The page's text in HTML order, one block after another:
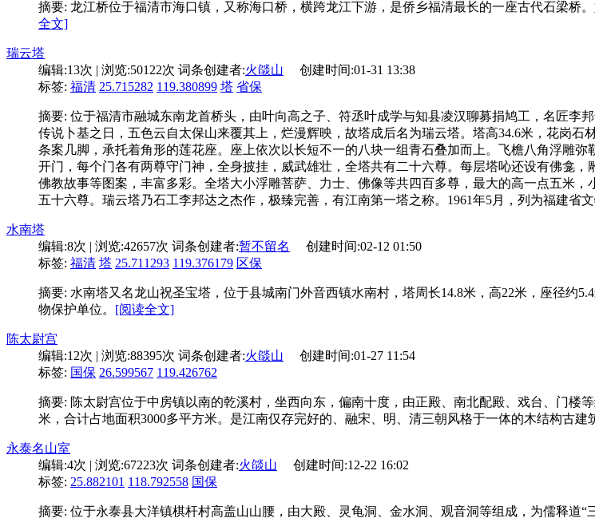
摘要: 龙江桥位于福清市海口镇，又称海口桥，横跨龙江下游，是侨乡福清最长的一座古代石梁桥
全文]
瑞云塔
编辑:13次 | 浏览:50122次 词条创建者:火燄山 创建时间:01-31 13:38
标签: 福清 25.715282 119.380899 塔 省保
摘要: 位于福清市融城东南龙首桥头，由叶向高之子、符丞叶成学与知县凌汉聊募捐鸠工，名匠李
传说卜基之日，五色云自太保山来覆其上，烂漫辉映，故塔成后名为瑞云塔。塔高34.6米，花岗
条案几脚，承托着角形的莲花座。座上依次以长短不一的八块一组青石叠加而上。飞檐八角浮雕
开门，每个门各有两尊守门神，全身披挂，威武雄壮，全塔共有二十六尊。每层塔吣还设有佛龛
佛教故事等图案，丰富多彩。全塔大小浮雕菩萨、力士、佛像等共四百多尊，最大的高一点五米
五十六尊。瑞云塔乃石工李邦达之杰作，极臻完善，有江南第一塔之称。1961年5月，列为福建省文
水南塔
编辑:8次 | 浏览:42657次 词条创建者:暂不留名 创建时间:02-12 01:50
标签: 福清 塔 25.711293 119.376179 区保
摘要: 水南塔又名龙山祝圣宝塔，位于县城南门外音西镇水南村，塔周长14.8米，高22米，座径约
物保护单位。 [阅读全文]
陈太尉宫
编辑:12次 | 浏览:88395次 词条创建者:火燄山 创建时间:01-27 11:54
标签: 国保 26.599567 119.426762
摘要: 陈太尉宫位于中房镇以南的乾溪村，坐西向东，偏南十度，由正殿、南北配殿、戏台、门楼
米，合计占地面积3000多平方米。是江南仅存完好的、融宋、明、清三朝风格于一体的木结构古建
永泰名山室
编辑:4次 | 浏览:67223次 词条创建者:火燄山 创建时间:12-22 16:02
标签: 25.882101 118.792558 国保
摘要: 位于永泰县大洋镇棋杆村高盖山山腰，由大殿、灵龟洞、金水洞、观音洞等组成，为儒释道“